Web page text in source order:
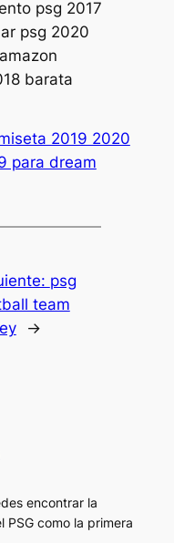
2019 2020
para dream
psg
team
→
encontrar la
como la primera